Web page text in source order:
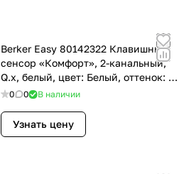
Berker Easy 80142322 Клавишный
сенсор «Комфорт», 2-канальный,
Q.x, белый, цвет: Белый, оттенок: С
эффектом бархата
0 0 В наличии
Узнать цену